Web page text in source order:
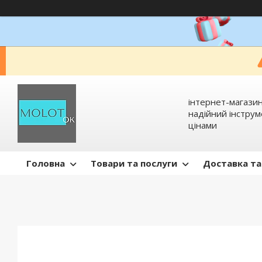
інтернет-
надійний
цінами
Головна Товари та послуги Доставка